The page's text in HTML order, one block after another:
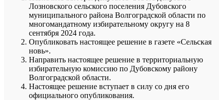
Лозновского сельского поселения Дубовского
муниципального района Волгоградской области по
многомандатному избирательному округу на 8
сентября 2024 года.
Опубликовать настоящее решение в газете «Сельская
новь».
Направить настоящее решение в территориальную
избирательную комиссию по Дубовскому району
Волгоградской области.
Настоящее решение вступает в силу со дня его
официального опубликования.